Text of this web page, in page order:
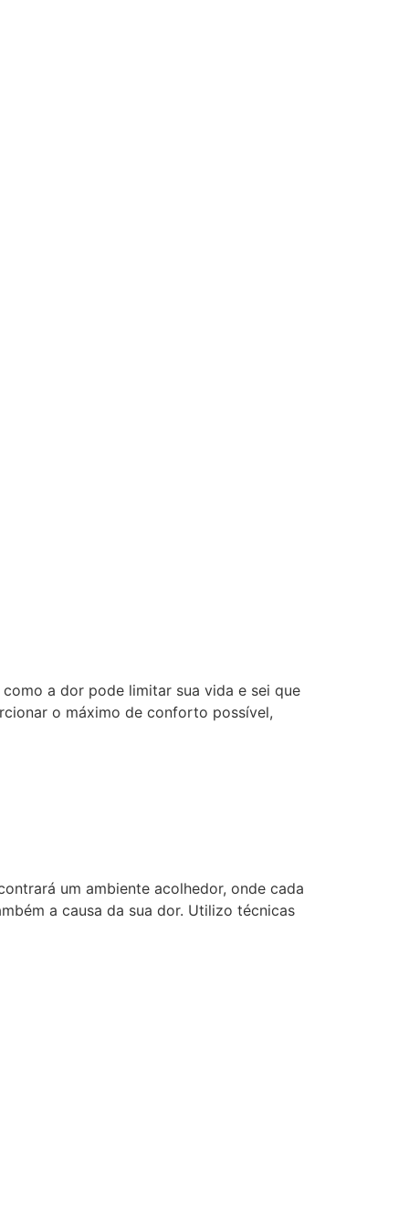
como a dor pode limitar sua vida e sei que
o máximo de conforto possível,
um ambiente acolhedor, onde cada
a causa da sua dor. Utilizo técnicas